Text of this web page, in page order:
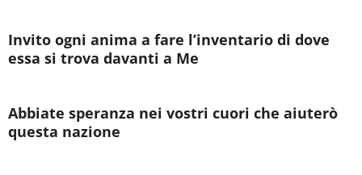
Invito ogni anima a fare l’inventario di dove
essa si trova davanti a Me
Abbiate speranza nei vostri cuori che aiuterò
questa nazione